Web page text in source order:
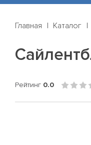
Главная Каталог
Рейтинг 0.0